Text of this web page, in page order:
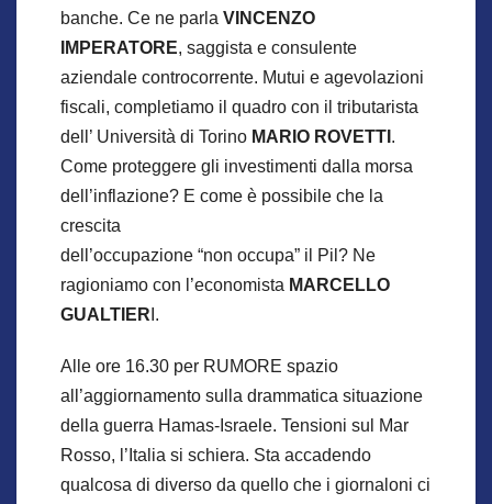
banche. Ce ne parla VINCENZO
IMPERATORE, saggista e consulente
aziendale controcorrente. Mutui e agevolazioni
fiscali, completiamo il quadro con il tributarista
dell’ Università di Torino MARIO ROVETTI .
Come proteggere gli investimenti dalla morsa
dell’inflazione? E come è possibile che la
crescita
dell’occupazione “non occupa” il Pil? Ne
ragioniamo con l’economista MARCELLO
GUALTIER I.
Alle ore 16.30 per RUMORE spazio
all’aggiornamento sulla drammatica situazione
della guerra Hamas-Israele. Tensioni sul Mar
Rosso, l’Italia si schiera. Sta accadendo
qualcosa di diverso da quello che i giornaloni ci